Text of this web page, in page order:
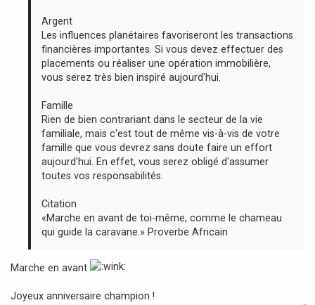
Argent
Les influences planétaires favoriseront les transactions
financières importantes. Si vous devez effectuer des
placements ou réaliser une opération immobilière,
vous serez très bien inspiré aujourd'hui.
Famille
Rien de bien contrariant dans le secteur de la vie
familiale, mais c'est tout de même vis-à-vis de votre
famille que vous devrez sans doute faire un effort
aujourd'hui. En effet, vous serez obligé d'assumer
toutes vos responsabilités.
Citation
«Marche en avant de toi-même, comme le chameau
qui guide la caravane.» Proverbe Africain
Marche en avant
Joyeux anniversaire champion !